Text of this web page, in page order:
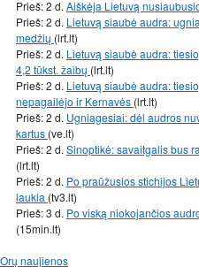
Prieš: 2 d. Aiškėja Lietuvą
Prieš: 2 d. Lietuvą siaubė audra:
medžių (lrt.lt)
Prieš: 2 d. Lietuvą siaubė audra:
4,2 tūkst. žaibų (lrt.lt)
Prieš: 2 d. Lietuvą siaubė audra:
nepagailėjo ir Kernavės (lrt.lt)
Prieš: 2 d. Ugniagesiai: dėl audros
kartus (ve.lt)
Prieš: 2 d. Sinoptikė: savaitgalis bus
(lrt.lt)
Prieš: 2 d. Po praūžusios stichijos
laukia (tv3.lt)
Prieš: 3 d. Po viską niokojančios
(15min.lt)
Orų naujienos